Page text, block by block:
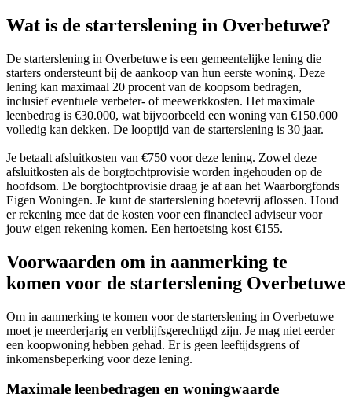
Wat is de starterslening in Overbetuwe?
De starterslening in Overbetuwe is een gemeentelijke lening die
starters ondersteunt bij de aankoop van hun eerste woning. Deze
lening kan maximaal 20 procent van de koopsom bedragen,
inclusief eventuele verbeter- of meewerkkosten. Het maximale
leenbedrag is €30.000, wat bijvoorbeeld een woning van €150.000
volledig kan dekken. De looptijd van de starterslening is 30 jaar.
Je betaalt afsluitkosten van €750 voor deze lening. Zowel deze
afsluitkosten als de borgtochtprovisie worden ingehouden op de
hoofdsom. De borgtochtprovisie draag je af aan het Waarborgfonds
Eigen Woningen. Je kunt de starterslening boetevrij aflossen. Houd
er rekening mee dat de kosten voor een financieel adviseur voor
jouw eigen rekening komen. Een hertoetsing kost €155.
Voorwaarden om in aanmerking te
komen voor de starterslening Overbetuwe
Om in aanmerking te komen voor de starterslening in Overbetuwe
moet je meerderjarig en verblijfsgerechtigd zijn. Je mag niet eerder
een koopwoning hebben gehad. Er is geen leeftijdsgrens of
inkomensbeperking voor deze lening.
Maximale leenbedragen en woningwaarde